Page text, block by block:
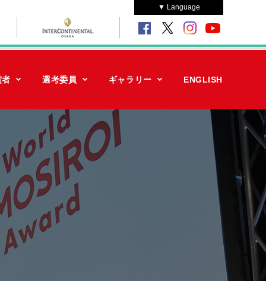
▼ Language
者 選考委員 ギャラリー ENGLISH